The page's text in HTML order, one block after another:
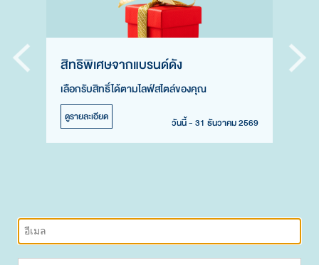
สิทธิพิเศษจากแบรนด์ดัง
เลือกรับสิทธิ์ได้ตามไลฟ์สไตล์ของคุณ
ดูรายละเอียด วันนี้ - 31 ธันวาคม 2569